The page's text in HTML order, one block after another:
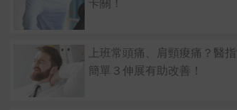
卡關！
上班常頭痛、肩頸痠痛？醫
簡單３伸展有助改善！